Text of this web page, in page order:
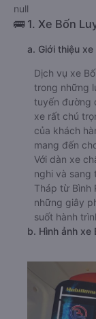
null
🚌 1. Xe Bốn
a. Giới thiệu
Dịch vụ xe
trong những
tuyến đường
xe rất chú
của khách
mang đến
Với dàn xe
nghi và sang
Tháp từ Bình
những giây
suốt hành
b. Hình ảnh xe